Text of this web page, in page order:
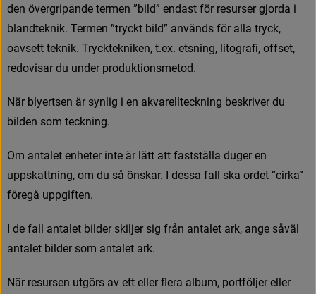
den övergripande termen ”bild” endast för resurser gjorda i
blandteknik. Termen ”tryckt bild” används för alla tryck,
oavsett teknik. Trycktekniken, t.ex. etsning, litograf, offset,
redovisar du under produktionsmetod.
När blyertsen är synlig i en akvarellteckning beskriver du
bilden som teckning.
Om antalet enheter inte är lätt att fastställa duger en
uppskattning, om du så önskar. I dessa fall ska ordet ”cirka”
föregå uppgiften.
I de fall antalet bilder skiljer sig från antalet ark, ange såväl
antalet bilder som antalet ark.
När resursen utgörs av ett eller fera album, portföljer eller